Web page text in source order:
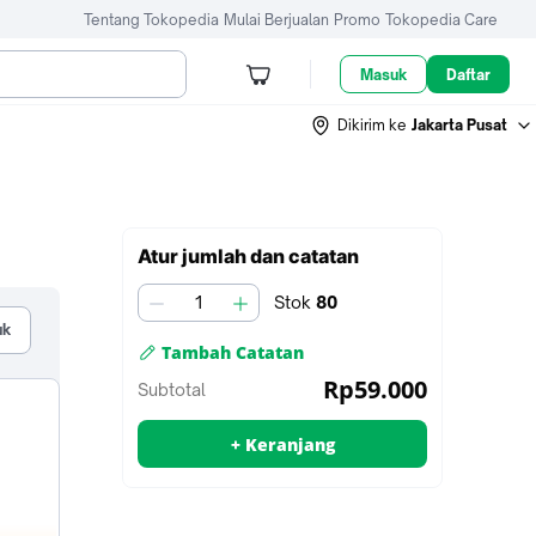
Tentang Tokopedia Mulai Berjualan Promo Tokopedia Care
Masuk Daftar
Dikirim ke Jakarta Pusat
Tambah
ke
keranjang
Atur jumlah dan catatan
jumlah Stok 80
Tambah Catatan
Subtotal Rp59.000
+ Keranjang
Tambah ke keranjang